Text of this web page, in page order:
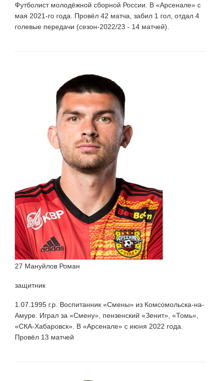
Футболист молодёжной сборной России. В «Арсенале» с
мая 2021-го года. Провёл 42 матча, забил 1 гол, отдал 4
голевые передачи (сезон-2022/23 - 14 матчей).
27 Мануйлов Роман
защитник
1.07.1995 г.р. Воспитанник «Смены» из Комсомольска-на-
Амуре. Играл за «Смену», пензенский «Зенит», «Томь»,
«СКА-Хабаровск». В «Арсенале» с июня 2022 года.
Провёл 13 матчей